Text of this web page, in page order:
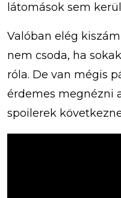
látomások sem
Valóban elég
nem csoda, ha
róla. De van mégis
érdemes megnézni
spoilerek